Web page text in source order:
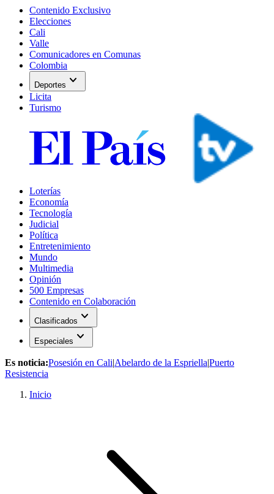
Contenido Exclusivo
Elecciones
Cali
Valle
Comunicadores en Comunas
Colombia
Deportes expand_more
Licita
Turismo
Loterías
Economía
Tecnología
Judicial
Política
Entretenimiento
Mundo
Multimedia
Opinión
500 Empresas
Contenido en Colaboración
Clasificados expand_more
Especiales expand_more
Es noticia:Posesión en Cali|Abelardo de la Espriella|Puerto
Resistencia
Inicio